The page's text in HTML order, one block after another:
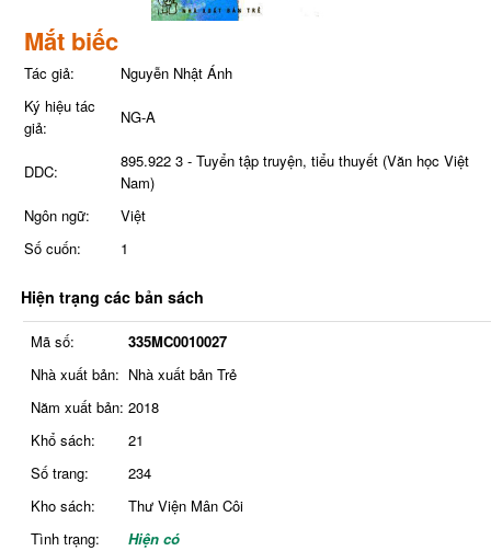
Mắt biếc
Tác giả:
Nguyễn Nhật Ánh
Ký hiệu tác
giả:
NG-A
DDC:
895.922 3 - Tuyển tập truyện, tiểu thuyết (Văn học Việt
Nam)
Ngôn ngữ:
Việt
Số cuốn:
1
Hiện trạng các bản sách
Mã số:
335MC0010027
Nhà xuất bản: Nhà xuất bản Trẻ
Năm xuất bản: 2018
Khổ sách:
21
Số trang:
234
Kho sách:
Thư Viện Mân Côi
Tình trạng:
Hiện có